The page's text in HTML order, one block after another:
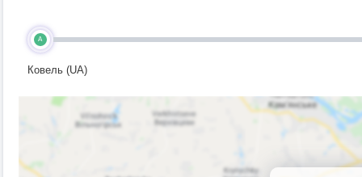
A
Ковель (UA)